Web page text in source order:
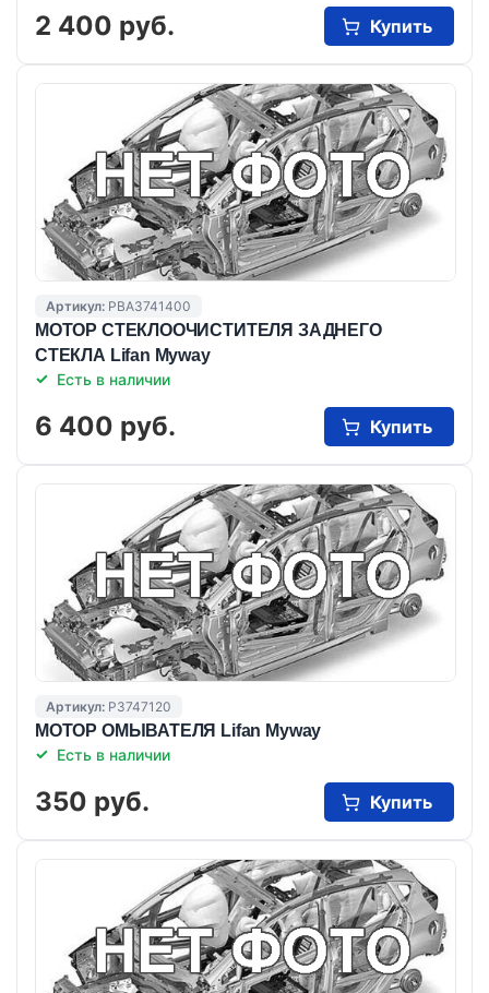
2 400 руб. Купить
Артикул: PBA3741400
МОТОР СТЕКЛООЧИСТИТЕЛЯ ЗАДНЕГО
СТЕКЛА Lifan Myway
Есть в наличии
6 400 руб. Купить
Артикул: P3747120
МОТОР ОМЫВАТЕЛЯ Lifan Myway
Есть в наличии
350 руб. Купить